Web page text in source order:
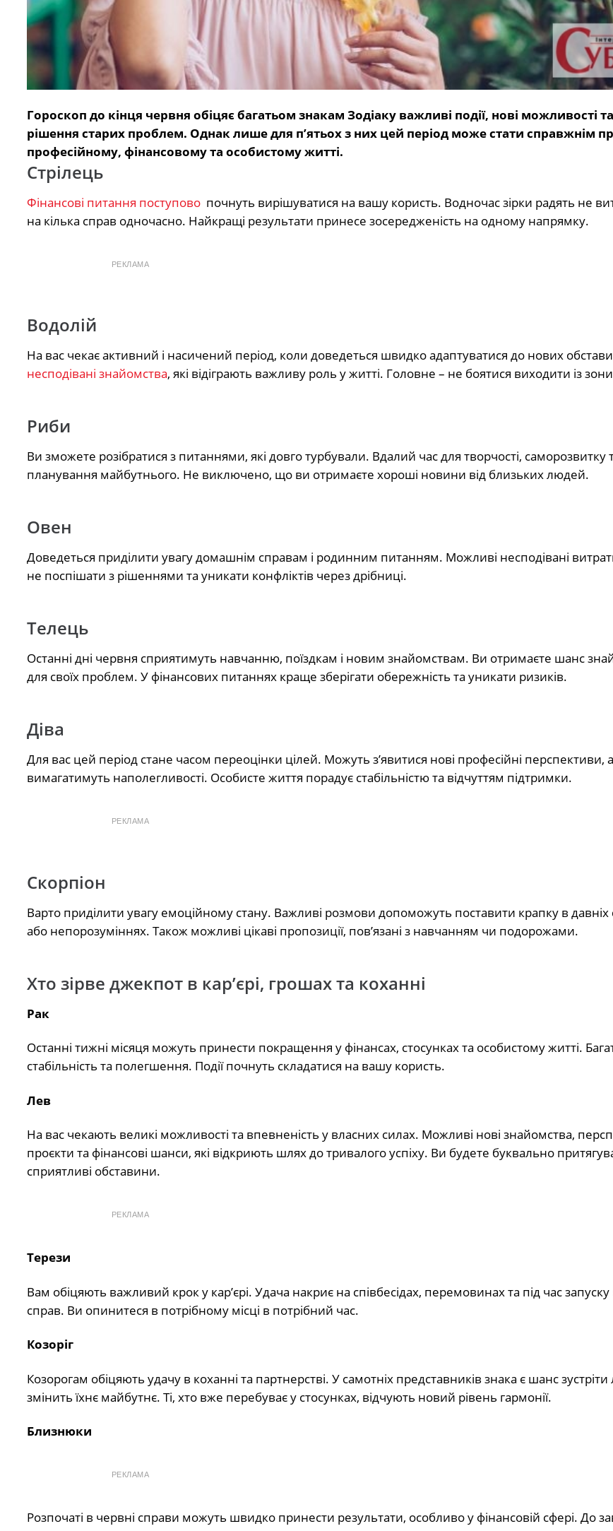
Гороскоп до кінця червня обіцяє багатьом знакам Зодіаку важливі події, нові можливості
рішення старих проблем. Однак лише для п’ятьох з них цей період може стати справжнім
професійному, фінансовому та особистому житті.
Стрілець
Фінансові питання поступово почнуть вирішуватися на вашу користь. Водночас зірки радять не
на кілька справ одночасно. Найкращі результати принесе зосередженість на одному напрямку.
РЕКЛАМА
Водолій
На вас чекає активний і насичений період, коли доведеться швидко адаптуватися до нових
несподівані знайомства, які відіграють важливу роль у житті. Головне – не боятися виходити із
Риби
Ви зможете розібратися з питаннями, які довго турбували. Вдалий час для творчості, саморозвитку
планування майбутнього. Не виключено, що ви отримаєте хороші новини від близьких людей.
Овен
Доведеться приділити увагу домашнім справам і родинним питанням. Можливі несподівані
не поспішати з рішеннями та уникати конфліктів через дрібниці.
Телець
Останні дні червня сприятимуть навчанню, поїздкам і новим знайомствам. Ви отримаєте шанс
для своїх проблем. У фінансових питаннях краще зберігати обережність та уникати ризиків.
Діва
Для вас цей період стане часом переоцінки цілей. Можуть з’явитися нові професійні перспективи,
вимагатимуть наполегливості. Особисте життя порадує стабільністю та відчуттям підтримки.
РЕКЛАМА
Скорпіон
Варто приділити увагу емоційному стану. Важливі розмови допоможуть поставити крапку в давніх
або непорозуміннях. Також можливі цікаві пропозиції, пов’язані з навчанням чи подорожами.
Хто зірве джекпот в кар’єрі, грошах та коханні
Рак
Останні тижні місяця можуть принести покращення у фінансах, стосунках та особистому житті.
стабільність та полегшення. Події почнуть складатися на вашу користь.
Лев
На вас чекають великі можливості та впевненість у власних силах. Можливі нові знайомства,
проєкти та фінансові шанси, які відкриють шлях до тривалого успіху. Ви будете буквально
сприятливі обставини.
РЕКЛАМА
Терези
Вам обіцяють важливий крок у кар’єрі. Удача накриє на співбесідах, перемовинах та під час
справ. Ви опинитеся в потрібному місці в потрібний час.
Козоріг
Козорогам обіцяють удачу в коханні та партнерстві. У самотніх представників знака є шанс
змінить їхнє майбутнє. Ті, хто вже перебуває у стосунках, відчують новий рівень гармонії.
Близнюки
РЕКЛАМА
Розпочаті в червні справи можуть швидко принести результати, особливо у фінансовій сфері. До